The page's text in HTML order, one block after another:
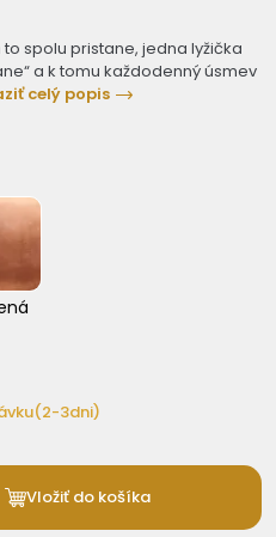
spolu pristane, jedna lyžička
a k tomu každodenný úsmev
celý popis
3dni)
Vložiť do košíka